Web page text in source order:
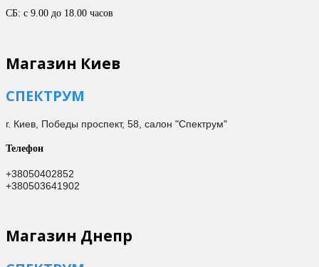
СБ: с 9.00 до 18.00 часов
Магазин Киев
СПЕКТРУМ
г. Киев, Победы проспект, 58, салон "Спектрум"
Телефон
+38050402852
+380503641902
Магазин Днепр